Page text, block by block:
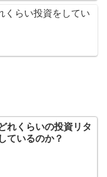
くらい投資をしてい
れくらいの投資リタ
ているのか？